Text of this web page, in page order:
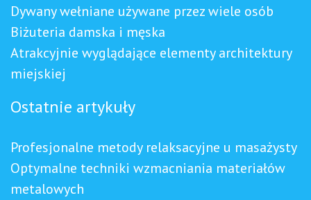
Dywany wełniane używane przez wiele osób
Biżuteria damska i męska
Atrakcyjnie wyglądające elementy architektury
miejskiej
Ostatnie artykuły
Profesjonalne metody relaksacyjne u masażysty
Optymalne techniki wzmacniania materiałów
metalowych